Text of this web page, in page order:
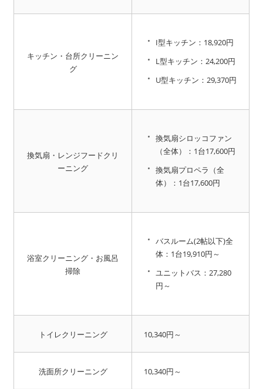
キッチン・台所クリーニン
グ
I型キッチン：18,920円
L型キッチン：24,200円
U型キッチン：29,370円
換気扇・レンジフードクリ
ーニング
換気扇シロッコファン
（全体）：1台17,600円
換気扇プロペラ（全
体）：1台17,600円
浴室クリーニング・お風呂
掃除
バスルーム(2帖以下)全
体：1台19,910円～
ユニットバス：27,280
円～
トイレクリーニング 10,340円～
洗面所クリーニング 10,340円～